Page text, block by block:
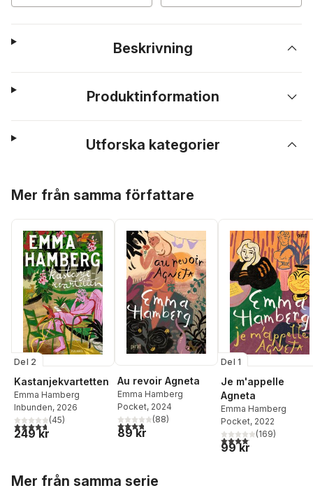
Beskrivning
Produktinformation
Utforska kategorier
Mer från samma författare
Del 2
Kastanjekvartetten
Emma Hamberg
Inbunden, 2026
4,7utav 5 stjärnor. Totalt antal röster:
(45)
249 kr
Au revoir Agneta
Emma Hamberg
Pocket, 2024
3,8utav 5 stjärnor. Totalt antal röster:
(88)
89 kr
Del 1
Je m'appelle
Agneta
Emma Hamberg
Pocket, 2022
4,1utav 5 stjärnor.
(169)
99 kr
Mer från samma serie